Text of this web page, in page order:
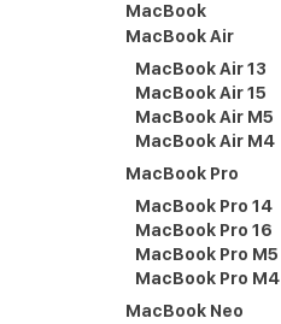
MacBook
MacBook Air
MacBook Air 13
MacBook Air 15
MacBook Air M5
MacBook Air M4
MacBook Pro
MacBook Pro 14
MacBook Pro 16
MacBook Pro M5
MacBook Pro M4
MacBook Neo